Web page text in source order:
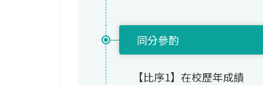
同分參酌
【比序1】在校歷年成績